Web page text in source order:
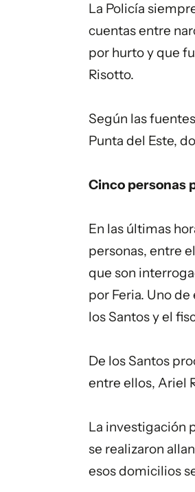
La Policía
cuentas entre
por hurto y que
Risotto.
Según las
Punta del Este,
Cinco personas
En las últimas
personas, entre
que son
por Feria. Uno
los Santos y el
De los Santos
entre ellos, Ariel
La investigación
se realizaron
esos domicilios